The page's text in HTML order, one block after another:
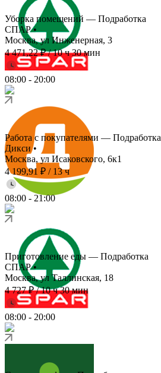
Уборка помещений — Подработка
СПАР•
Москва, ул Инженерная, 3
4 471,22 ₽/10 ч 30 мин
08:00 - 20:00
Работа с покупателями — Подработка
Дикси•
Москва, ул Исаковского, 6к1
4 199,91 ₽ / 13 ч
08:00 - 21:00
Приготовление еды — Подработка
СПАР•
Москва, ул Таллинская, 18
4 727 ₽/10 ч 30 мин
08:00 - 20:00